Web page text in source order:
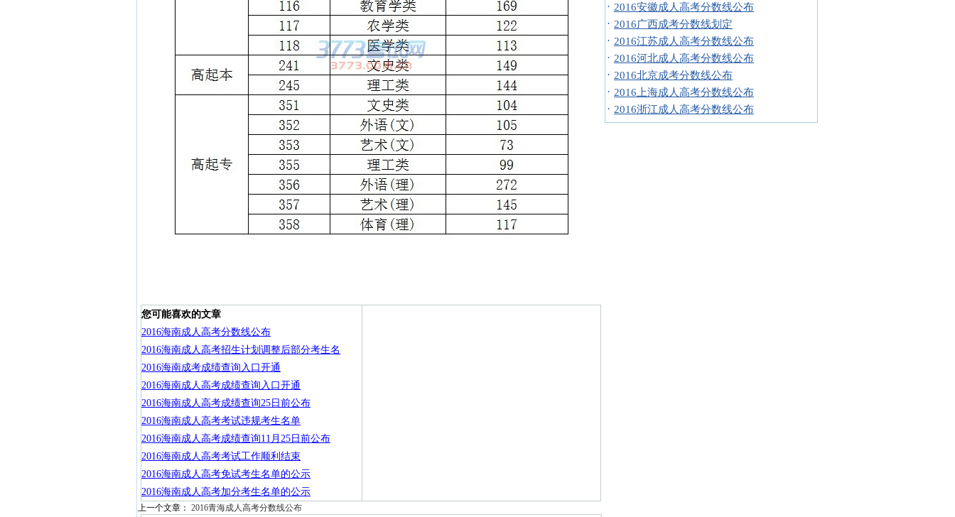
您可能喜欢的文章
2016海南成人高考分数线公布
2016海南成人高考招生计划调整后部分考生名
2016海南成考成绩查询入口开通
2016海南成人高考成绩查询入口开通
2016海南成人高考成绩查询25日前公布
2016海南成人高考考试违规考生名单
2016海南成人高考成绩查询11月25日前公布
2016海南成人高考考试工作顺利结束
2016海南成人高考免试考生名单的公示
2016海南成人高考加分考生名单的公示
上一个文章： 2016青海成人高考分数线公布
· 2016安徽成人高考分数线公布
· 2016广西成考分数线划定
· 2016江苏成人高考分数线公布
· 2016河北成人高考分数线公布
· 2016北京成考分数线公布
· 2016上海成人高考分数线公布
· 2016浙江成人高考分数线公布